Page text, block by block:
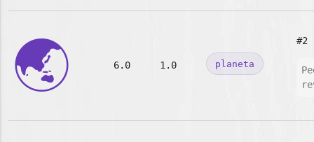
🌏 6.0 1.0 planeta
#2